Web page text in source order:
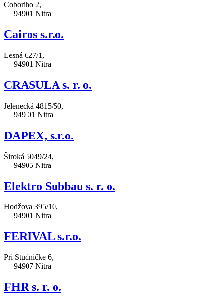
Coboriho 2,
94901 Nitra
Cairos s.r.o.
Lesná 627/1,
94901 Nitra
CRASULA s. r. o.
Jelenecká 4815/50,
949 01 Nitra
DAPEX, s.r.o.
Široká 5049/24,
94905 Nitra
Elektro Subbau s. r. o.
Hodžova 395/10,
94901 Nitra
FERIVAL s.r.o.
Pri Studničke 6,
94907 Nitra
FHR s. r. o.